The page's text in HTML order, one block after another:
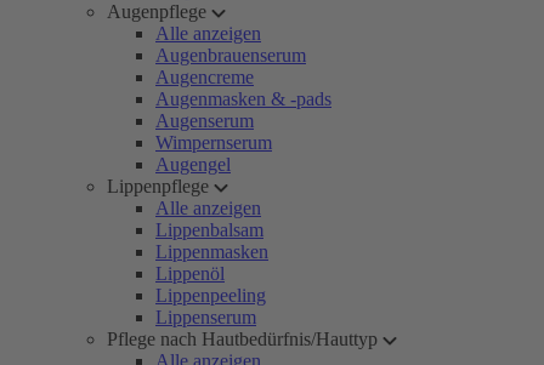
Augenpflege
Alle anzeigen
Augenbrauenserum
Augencreme
Augenmasken & -pads
Augenserum
Wimpernserum
Augengel
Lippenpflege
Alle anzeigen
Lippenbalsam
Lippenmasken
Lippenöl
Lippenpeeling
Lippenserum
Pflege nach Hautbedürfnis/Hauttyp
Alle anzeigen